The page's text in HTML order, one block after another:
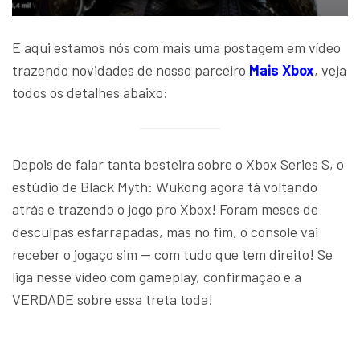
E aqui estamos nós com mais uma postagem em vídeo
trazendo novidades de nosso parceiro Mais Xbox, veja
todos os detalhes abaixo:
Depois de falar tanta besteira sobre o Xbox Series S, o
estúdio de Black Myth: Wukong agora tá voltando
atrás e trazendo o jogo pro Xbox! Foram meses de
desculpas esfarrapadas, mas no fim, o console vai
receber o jogaço sim — com tudo que tem direito! Se
liga nesse vídeo com gameplay, confirmação e a
VERDADE sobre essa treta toda!